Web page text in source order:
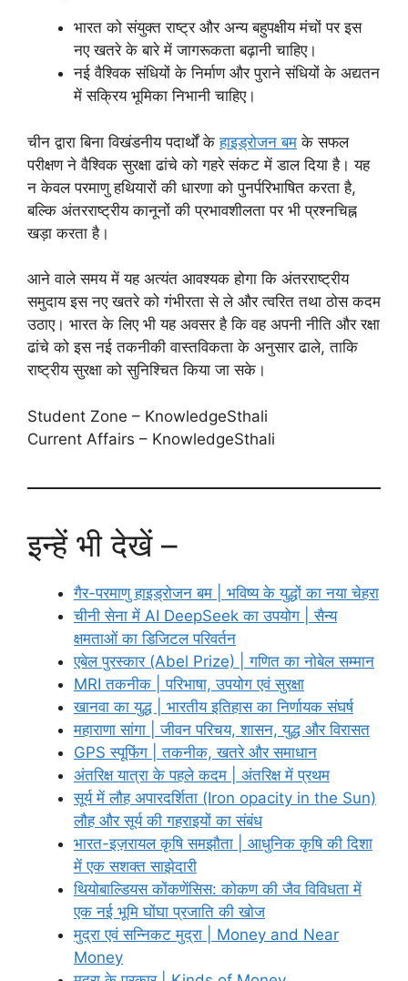
भारत को संयुक्त राष्ट्र और अन्य बहुपक्षीय मंचों पर इस
नए खतरे के बारे में जागरूकता बढ़ानी चाहिए।
नई वैश्विक संधियों के निर्माण और पुराने संधियों के अद्यतन
में सक्रिय भूमिका निभानी चाहिए।
चीन द्वारा बिना विखंडनीय पदार्थों केहाइड्रोजन बम के सफल
परीक्षण ने वैश्विक सुरक्षा ढांचे को गहरे संकट में डाल दिया है। यह
न केवल परमाणु हथियारों की धारणा को पुनर्परिभाषित करता है,
बल्कि अंतरराष्ट्रीय कानूनों की प्रभावशीलता पर भी प्रश्नचिह्न
खड़ा करता है।
आने वाले समय में यह अत्यंत आवश्यक होगा कि अंतरराष्ट्रीय
समुदाय इस नए खतरे को गंभीरता से ले और त्वरित तथा ठोस कदम
उठाए। भारत के लिए भी यह अवसर है कि वह अपनी नीति और रक्षा
ढांचे को इस नई तकनीकी वास्तविकता के अनुसार ढाले, ताकि
राष्ट्रीय सुरक्षा को सुनिश्चित किया जा सके।
Student Zone – KnowledgeSthali
Current Affairs – KnowledgeSthali
इन्हें भी देखें –
गैर-परमाणु हाइड्रोजन बम | भविष्य के युद्धों का नया चेहरा
चीनी सेना में AI DeepSeek का उपयोग | सैन्य
क्षमताओं का डिजिटल परिवर्तन
एबेल पुरस्कार (Abel Prize) | गणित का नोबेल सम्मान
MRI तकनीक | परिभाषा, उपयोग एवं सुरक्षा
खानवा का युद्ध | भारतीय इतिहास का निर्णायक संघर्ष
महाराणा सांगा | जीवन परिचय, शासन, युद्ध और विरासत
GPS स्पूफिंग | तकनीक, खतरे और समाधान
अंतरिक्ष यात्रा के पहले कदम | अंतरिक्ष में प्रथम
सूर्य में लौह अपारदर्शिता (Iron opacity in the Sun)
लौह और सूर्य की गहराइयों का संबंध
भारत-इज़रायल कृषि समझौता | आधुनिक कृषि की दिशा
में एक सशक्त साझेदारी
थियोबाल्डियस कोंकणेंसिस: कोकण की जैव विविधता में
एक नई भूमि घोंघा प्रजाति की खोज
मुद्रा एवं सन्निकट मुद्रा | Money and Near
Money